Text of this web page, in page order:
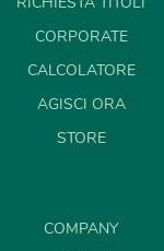
CORPORATE
CALCOLATORE
AGISCI ORA
STORE
COMPANY